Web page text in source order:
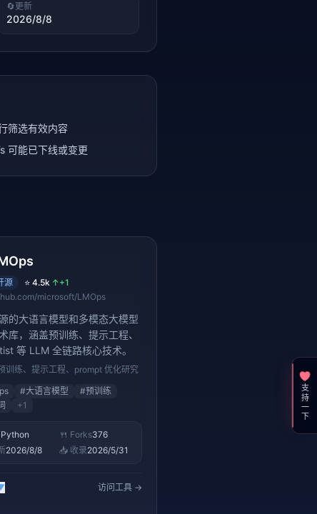
🔄更新
2026/8/8
筛选有效内容
可能已下线或变更
源 ⭐ 4.5k ↑+1
microsoft/LMOps
的大语言模型和多模态大模型
库，涵盖预训练、提示工程、
等 LLM 全链路核心技术。
训练、提示工程、prompt 优化研究
#大语言模型 #预训练
+1
Python 🍴 Forks376
2026/8/8 📥 收录2026/5/31
访问工具 →
支持一下